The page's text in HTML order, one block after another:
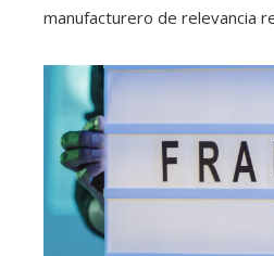
manufacturero de relevancia